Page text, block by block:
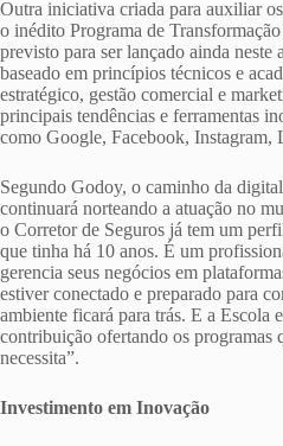
Outra iniciativa criada para auxiliar
o inédito Programa de
previsto para ser lançado ainda neste
baseado em princípios técnicos e
estratégico, gestão comercial e
principais tendências e ferramentas
como Google, Facebook, Instagram,
Segundo Godoy, o caminho da
continuará norteando a atuação no
o Corretor de Seguros já tem um
que tinha há 10 anos. É um
gerencia seus negócios em
estiver conectado e preparado para
ambiente ficará para trás. E a Escola
contribuição ofertando os programas
necessita”.
Investimento em Inovação